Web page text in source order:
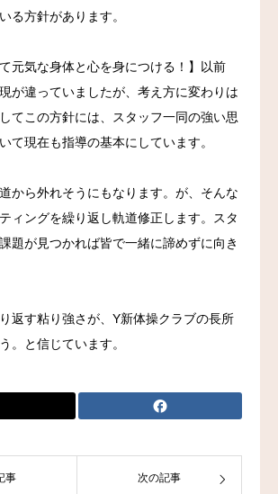
る方針があります。
て元気な身体と心を身につける！】以前
が違っていましたが、考え方に変わりは
てこの方針には、スタッフ一同の強い思
て現在も指導の基本にしています。
から外れそうにもなります。が、そんな
ィングを繰り返し軌道修正します。スタ
題が見つかれば皆で一緒に諦めずに向き
返す粘り強さが、Y新体操クラブの長所
。と信じています。
事 次の記事